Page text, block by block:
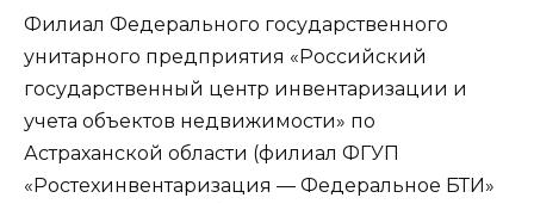
Филиал Федерального государственного
унитарного предприятия «Российский
государственный центр инвентаризации и
учета объектов недвижимости» по
Астраханской области (филиал ФГУП
«Ростехинвентаризация — Федеральное БТИ»